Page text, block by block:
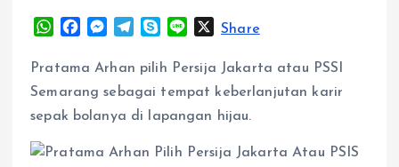
W
a
A
c
o
M
s
n
g
T
l
r
y
p
n
XShare
Pratama Arhan pilih Persija Jakarta atau PSSI
Semarang sebagai tempat keberlanjutan karir
sepak bolanya di lapangan hijau.